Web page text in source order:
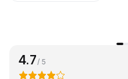
4.7/ 5